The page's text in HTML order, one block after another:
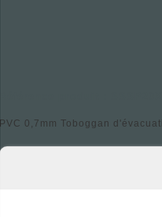
PVC 0,7mm Toboggan